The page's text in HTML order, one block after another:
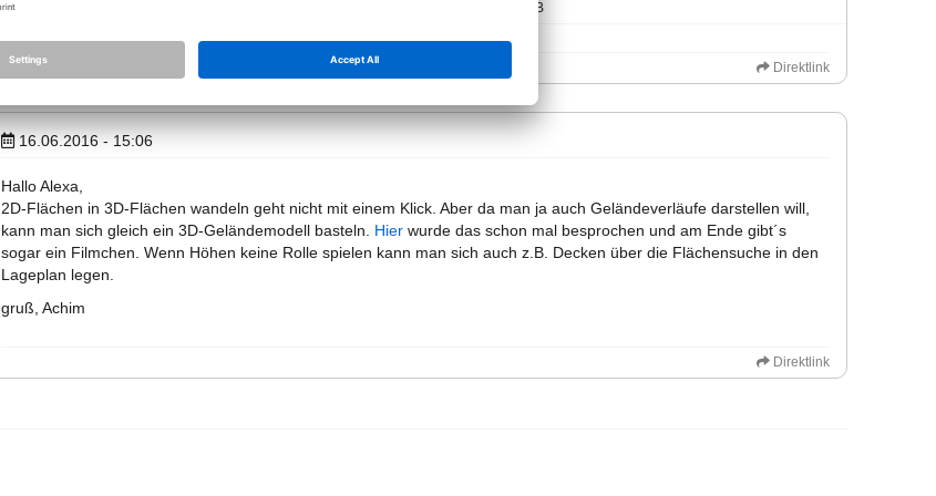
Größe: 46,30 KiB
Direktlink
16.06.2016 - 15:06
Hallo Alexa,
2D-Flächen in 3D-Flächen wandeln geht nicht mit einem Klick. Aber da man ja auch Geländeverläufe darstellen will,
kann man sich gleich ein 3D-Geländemodell basteln. Hier wurde das schon mal besprochen und am Ende gibt´s
sogar ein Filmchen. Wenn Höhen keine Rolle spielen kann man sich auch z.B. Decken über die Flächensuche in den
Lageplan legen.
gruß, Achim
Direktlink